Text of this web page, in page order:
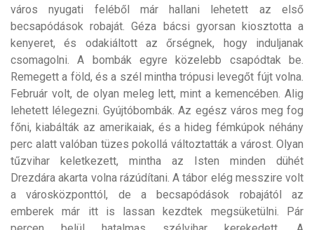
város nyugati feléből már hallani lehetett az első
becsapódások robaját. Géza bácsi gyorsan kiosztotta a
kenyeret, és odakiáltott az őrségnek, hogy induljanak
csomagolni. A bombák egyre közelebb csapódtak be.
Remegett a föld, és a szél mintha trópusi levegőt fújt volna.
Február volt, de olyan meleg lett, mint a kemencében. Alig
lehetett lélegezni. Gyújtóbombák. Az egész város meg fog
főni, kiabálták az amerikaiak, és a hideg fémkúpok néhány
perc alatt valóban tüzes pokollá változtatták a várost. Olyan
tűzvihar keletkezett, mintha az Isten minden dühét
Drezdára akarta volna rázúdítani. A tábor elég messzire volt
a városközponttól, de a becsapódások robajától az
emberek már itt is lassan kezdtek megsüketülni. Pár